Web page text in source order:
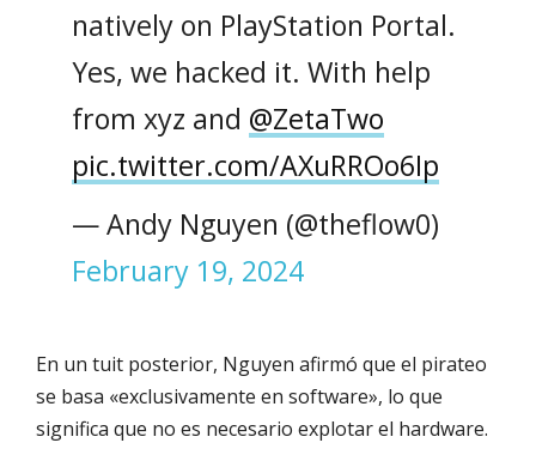
natively on PlayStation Portal.
Yes, we hacked it. With help
from xyz and @ZetaTwo
pic.twitter.com/AXuRROo6Ip
— Andy Nguyen (@theflow0)
February 19, 2024
En un tuit posterior, Nguyen afirmó que el pirateo
se basa «exclusivamente en software», lo que
significa que no es necesario explotar el hardware.